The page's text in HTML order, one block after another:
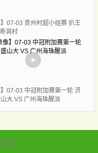
】07-03 贵州村超小组赛 扒王
洞村
】07-03 中冠附加赛第一轮 济
大 VS 广州海珠醒派
播